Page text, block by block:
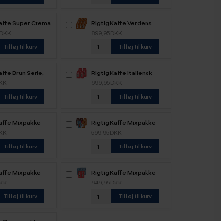
Super Crema
kaffebønner
Tilføj til kurv
Rigtig Kaffe Verdens
Kaffe - 9x400g
899,95 DKK
Tilføj til kurv
Brun Serie,
& Dolce
3,6kg
Tilføj til kurv
Rigtig Kaffe Italiensk
Mixpakke 3kg Hele
kaffebønner
699,95 DKK
Tilføj til kurv
Mixpakke
kaffebønner
Tilføj til kurv
Rigtig Kaffe Mixpakke
2,1kg Hele kaffebønner
599,95 DKK
Tilføj til kurv
Mixpakke
kaffebønner
Tilføj til kurv
Rigtig Kaffe Mixpakke
2,5kg Hele kaffebønner
649,95 DKK
Tilføj til kurv